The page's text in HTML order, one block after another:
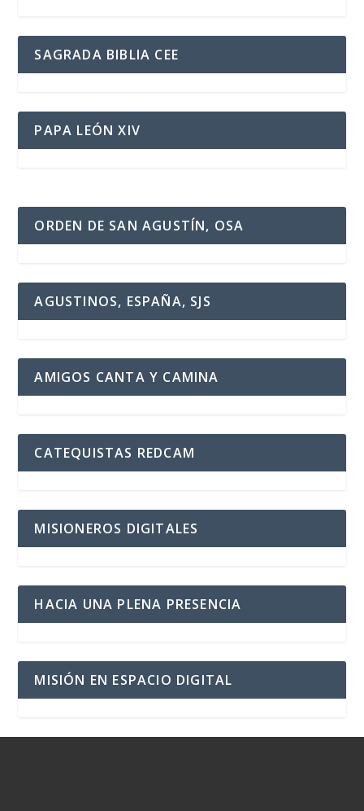
SAGRADA BIBLIA CEE
PAPA LEÓN XIV
ORDEN DE SAN AGUSTÍN, OSA
AGUSTINOS, ESPAÑA, SJS
AMIGOS CANTA Y CAMINA
CATEQUISTAS REDCAM
MISIONEROS DIGITALES
HACIA UNA PLENA PRESENCIA
MISIÓN EN ESPACIO DIGITAL